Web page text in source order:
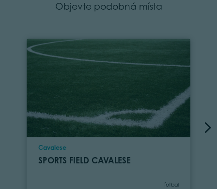
Objevte podobná místa
Location
Cavalese
SPORTS FIELD CAVALESE
Category
fotbal